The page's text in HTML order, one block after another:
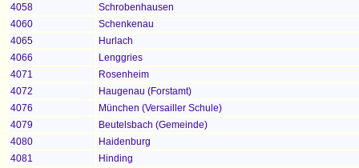
4058
Schrobenhausen
4060
Schenkenau
4065
Hurlach
4066
Lenggries
4071
Rosenheim
4072
Haugenau (Forstamt)
4076
München (Versailler Schule)
4079
Beutelsbach (Gemeinde)
4080
Haidenburg
4081
Hinding